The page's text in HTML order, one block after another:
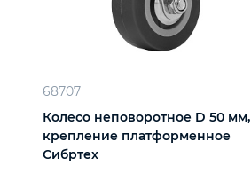
68707
Колесо неповоротное D 50 мм,
крепление платформенное
Сибртех